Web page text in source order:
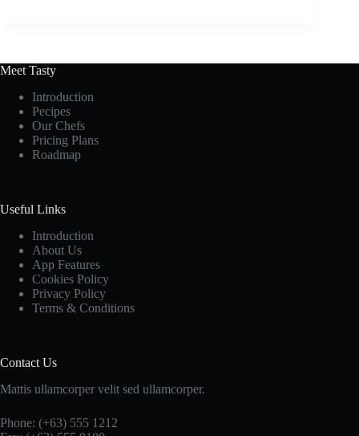
Meet Tasty
Introduction
Pecipes
Our Chefs
Pricing Plans
Roadmap
Useful Links
Introduction
About Us
App Features
Cookies Policy
Privacy Policy
Terms & Conditions
Contact Us
Mattis ullamcorper velit sed ullamcorper.
Phone: (+63) 555 1212